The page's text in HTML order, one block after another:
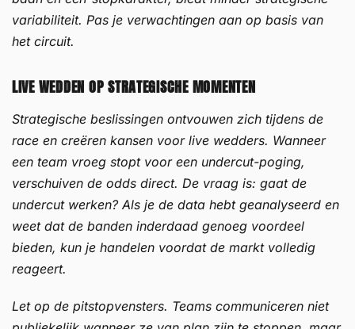
variabiliteit. Pas je verwachtingen aan op basis van
het circuit.
LIVE WEDDEN OP STRATEGISCHE MOMENTEN
Strategische beslissingen ontvouwen zich tijdens de
race en creëren kansen voor live wedders. Wanneer
een team vroeg stopt voor een undercut-poging,
verschuiven de odds direct. De vraag is: gaat de
undercut werken? Als je de data hebt geanalyseerd en
weet dat de banden inderdaad genoeg voordeel
bieden, kun je handelen voordat de markt volledig
reageert.
Let op de pitstopvensters. Teams communiceren niet